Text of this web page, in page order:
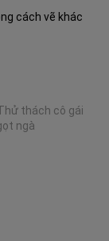
cách vẽ khác
thách cô gái
ngà